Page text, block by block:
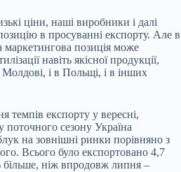
ціни, наші виробники і далі
в просуванні експорту. Але в
маркетингова позиція може
навіть якісної продукції,
Молдові, і в Польщі, і в інших
темпів експорту у вересні,
сезону Україна
на зовнішні ринки порівняно з
Всього було експортовано 4,7
більше, ніж впродовж липня –